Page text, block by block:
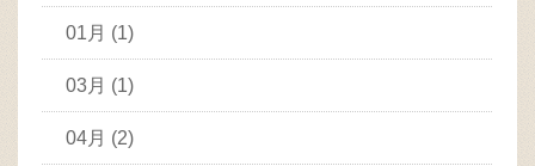
01月 (1)
03月 (1)
04月 (2)